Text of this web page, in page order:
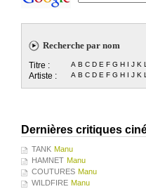
Recherche par nom
Titre : A B C D E F G H I J K L
Artiste : A B C D E F G H I J K L
Dernières critiques
TANK Manu
HAMNET Manu
COUTURES Manu
WILDFIRE Manu